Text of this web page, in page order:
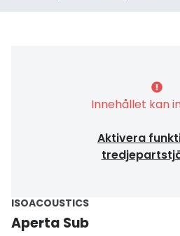
Innehållet kan
Aktivera
ISOACOUSTICS
Aperta Sub